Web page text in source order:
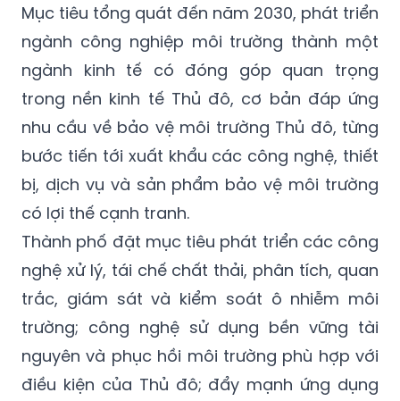
Mục tiêu tổng quát đến năm 2030, phát triển
ngành công nghiệp môi trường thành một
ngành kinh tế có đóng góp quan trọng
trong nền kinh tế Thủ đô, cơ bản đáp ứng
nhu cầu về bảo vệ môi trường Thủ đô, từng
bước tiến tới xuất khẩu các công nghệ, thiết
bị, dịch vụ và sản phẩm bảo vệ môi trường
có lợi thế cạnh tranh.
Thành phố đặt mục tiêu phát triển các công
nghệ xử lý, tái chế chất thải, phân tích, quan
trắc, giám sát và kiểm soát ô nhiễm môi
trường; công nghệ sử dụng bền vững tài
nguyên và phục hồi môi trường phù hợp với
điều kiện của Thủ đô; đẩy mạnh ứng dụng